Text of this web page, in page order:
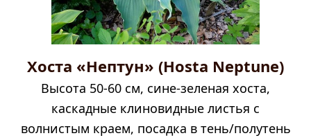
Хоста «Нептун» (Hosta Neptune)
Высота 50-60 см, сине-зеленая хоста,
каскадные клиновидные листья с
волнистым краем, посадка в тень/полутень